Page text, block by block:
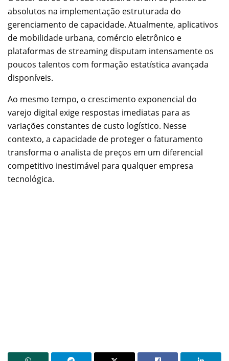
absolutos na implementação estruturada do
gerenciamento de capacidade. Atualmente, aplicativos
de mobilidade urbana, comércio eletrônico e
plataformas de streaming disputam intensamente os
poucos talentos com formação estatística avançada
disponíveis.
Ao mesmo tempo, o crescimento exponencial do
varejo digital exige respostas imediatas para as
variações constantes de custo logístico. Nesse
contexto, a capacidade de proteger o faturamento
transforma o analista de preços em um diferencial
competitivo inestimável para qualquer empresa
tecnológica.